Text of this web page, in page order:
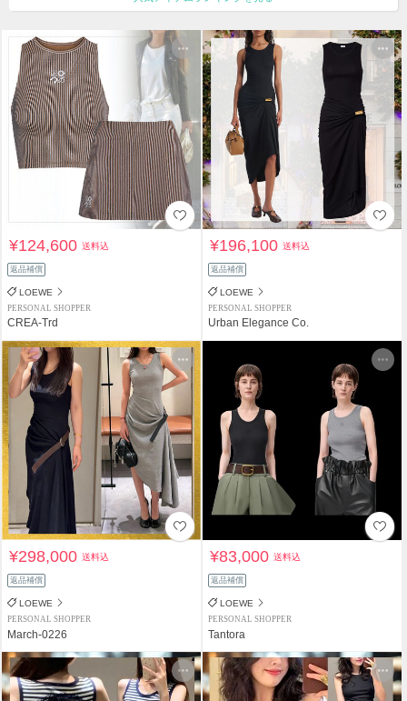
¥124,600送料込
返品補償
LOEWE
PERSONAL SHOPPER
CREA-Trd
¥196,100送料込
返品補償
LOEWE
PERSONAL SHOPPER
Urban Elegance Co.
¥298,000送料込
返品補償
LOEWE
PERSONAL SHOPPER
March-0226
¥83,000送料込
返品補償
LOEWE
PERSONAL SHOPPER
Tantora